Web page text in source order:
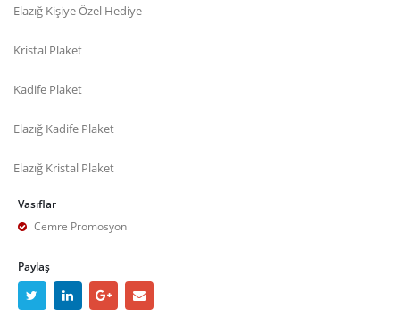
Elazığ Kişiye Özel Hediye
Kristal Plaket
Kadife Plaket
Elazığ Kadife Plaket
Elazığ Kristal Plaket
Vasıflar
Cemre Promosyon
Paylaş